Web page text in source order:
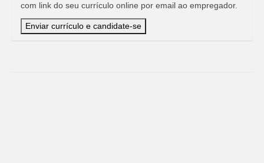
com link do seu currículo online por email ao empregador.